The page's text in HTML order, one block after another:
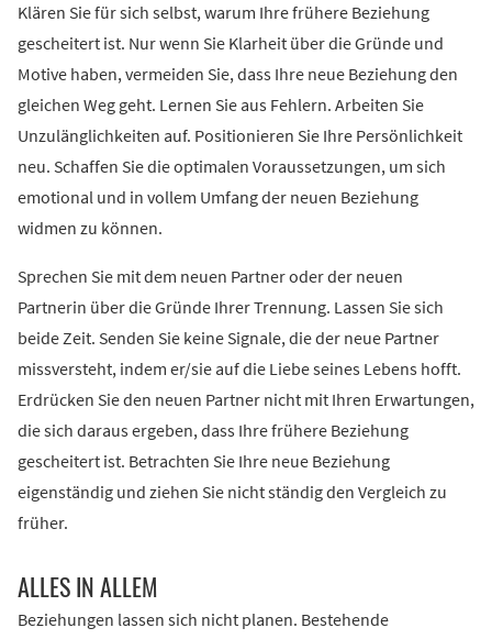
Klären Sie für sich selbst, warum Ihre frühere Beziehung
gescheitert ist. Nur wenn Sie Klarheit über die Gründe und
Motive haben, vermeiden Sie, dass Ihre neue Beziehung den
gleichen Weg geht. Lernen Sie aus Fehlern. Arbeiten Sie
Unzulänglichkeiten auf. Positionieren Sie Ihre Persönlichkeit
neu. Schaffen Sie die optimalen Voraussetzungen, um sich
emotional und in vollem Umfang der neuen Beziehung
widmen zu können.
Sprechen Sie mit dem neuen Partner oder der neuen
Partnerin über die Gründe Ihrer Trennung. Lassen Sie sich
beide Zeit. Senden Sie keine Signale, die der neue Partner
missversteht, indem er/sie auf die Liebe seines Lebens hofft.
Erdrücken Sie den neuen Partner nicht mit Ihren Erwartungen,
die sich daraus ergeben, dass Ihre frühere Beziehung
gescheitert ist. Betrachten Sie Ihre neue Beziehung
eigenständig und ziehen Sie nicht ständig den Vergleich zu
früher.
ALLES IN ALLEM
Beziehungen lassen sich nicht planen. Bestehende